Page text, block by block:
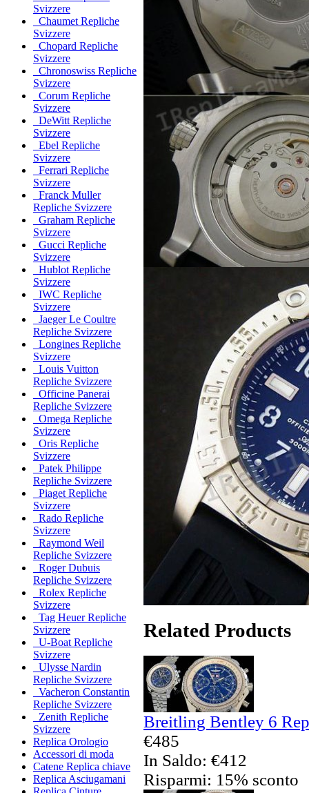
Svizzere
Chaumet Repliche
Svizzere
Chopard Repliche
Svizzere
Chronoswiss Repliche
Svizzere
Corum Repliche
Svizzere
DeWitt Repliche
Svizzere
Ebel Repliche
Svizzere
Ferrari Repliche
Svizzere
Franck Muller
Repliche Svizzere
Graham Repliche
Svizzere
Gucci Repliche
Svizzere
Hublot Repliche
Svizzere
IWC Repliche
Svizzere
Jaeger Le Coultre
Repliche Svizzere
Longines Repliche
Svizzere
Louis Vuitton
Repliche Svizzere
Officine Panerai
Repliche Svizzere
Omega Repliche
Svizzere
Oris Repliche
Svizzere
Patek Philippe
Repliche Svizzere
Piaget Repliche
Svizzere
Rado Repliche
Svizzere
Raymond Weil
Repliche Svizzere
Roger Dubuis
Repliche Svizzere
Rolex Repliche
Svizzere
Tag Heuer Repliche
Svizzere
U-Boat Repliche
Svizzere
Ulysse Nardin
Repliche Svizzere
Vacheron Constantin
Repliche Svizzere
Zenith Repliche
Svizzere
Replica Orologio
Accessori di moda
Catene Replica chiave
Replica Asciugamani
Related Products
Breitling Bentley 6
€485
In Saldo: €412
Risparmi: 15% sconto